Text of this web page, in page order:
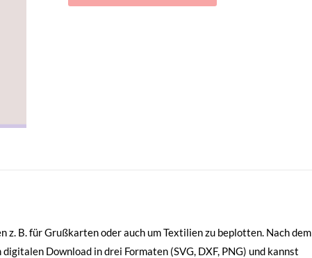
B. für Grußkarten oder auch um Textilien zu beplotten. Nach dem
Download in drei Formaten (SVG, DXF, PNG) und kannst